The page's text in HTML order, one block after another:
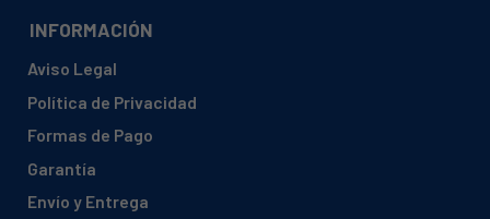
INFORMACIÓN
Aviso Legal
Política de Privacidad
Formas de Pago
Garantía
Envío y Entrega